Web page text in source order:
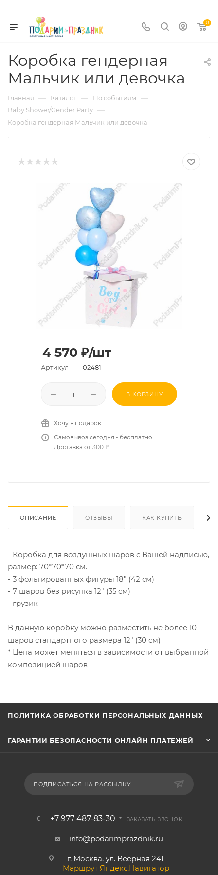
0
Коробка гендерная
Мальчик или девочка
Главная — Каталог — По событиям —
Baby Shower/Gender Party —
Коробка гендерная Мальчик или девочка
4 570 ₽/шт
Артикул — 02481
В КОРЗИНУ
Хочу в подарок
Самовывоз сегодня - бесплатно
Доставка от 300 ₽
ОПИСАНИЕ ОТЗЫВЫ КАК КУПИТЬ
- Коробка для воздушных шаров с Вашей надписью,
размер: 70*70*70 см.
- 3 фольгированных фигуры 18" (42 см)
- 7 шаров без рисунка 12" (35 см)
- грузик
В данную коробку можно разместить не более 10
шаров стандартного размера 12" (30 см)
* Цена может меняться в зависимости от выбранной
композицией шаров
ПОЛИТИКА ОБРАБОТКИ ПЕРСОНАЛЬНЫХ ДАННЫХ
ГАРАНТИИ БЕЗОПАСНОСТИ ОНЛАЙН ПЛАТЕЖЕЙ
ПОДПИСАТЬСЯ НА РАССЫЛКУ
+7 977 487-83-30 ЗАКАЗАТЬ ЗВОНОК
info@podarimprazdnik.ru
г. Москва, ул. Веерная 24Г
Маршрут Яндекс.Навигатор